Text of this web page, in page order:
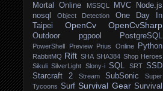
Mortal Online MSSQL MVC
Node.js
nosql
Object Detection
One Day In
Taipei
OpenCv OpenCvSharp
Outdoor pgpool PostgreSQL
PowerShell Preview Prius Online Python
RabbitMQ Rift SHA SHA384 Shop Heroes
Sikuli SilverLight Slony-i SQL SRT SSD
Starcraft 2
Stream SubSonic
Super
Tycoons Surf Survival Gear Survival